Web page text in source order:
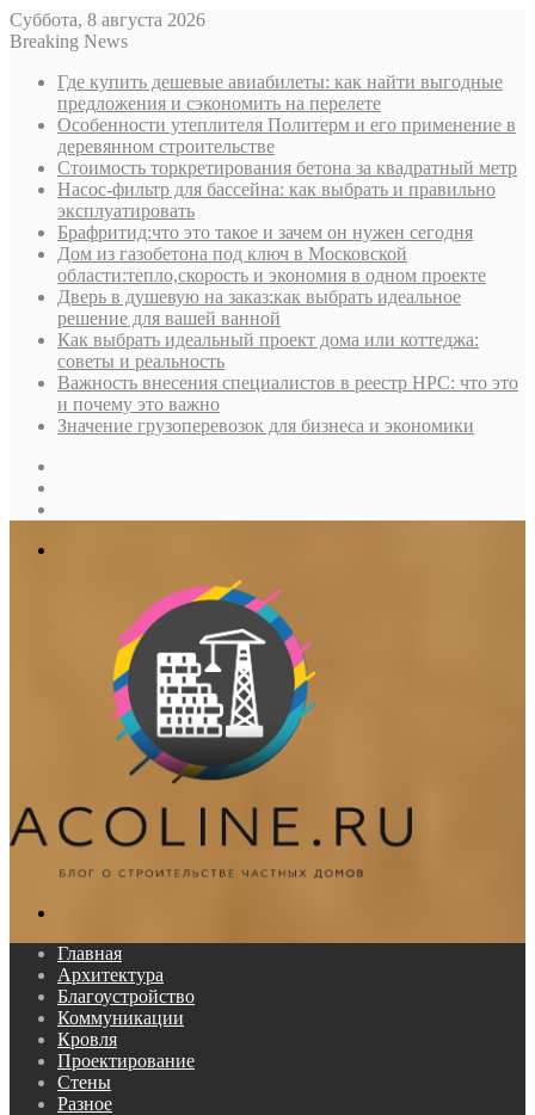
Суббота, 8 августа 2026
Breaking News
Где купить дешевые авиабилеты: как найти выгодные
предложения и сэкономить на перелете
Особенности утеплителя Политерм и его применение в
деревянном строительстве
Стоимость торкретирования бетона за квадратный метр
Насос-фильтр для бассейна: как выбрать и правильно
эксплуатировать
Брафритид:что это такое и зачем он нужен сегодня
Дом из газобетона под ключ в Московской
области:тепло,скорость и экономия в одном проекте
Дверь в душевую на заказ:как выбрать идеальное
решение для вашей ванной
Как выбрать идеальный проект дома или коттеджа:
советы и реальность
Важность внесения специалистов в реестр НРС: что это
и почему это важно
Значение грузоперевозок для бизнеса и экономики
Главная
Архитектура
Благоустройство
Коммуникации
Кровля
Проектирование
Стены
Разное